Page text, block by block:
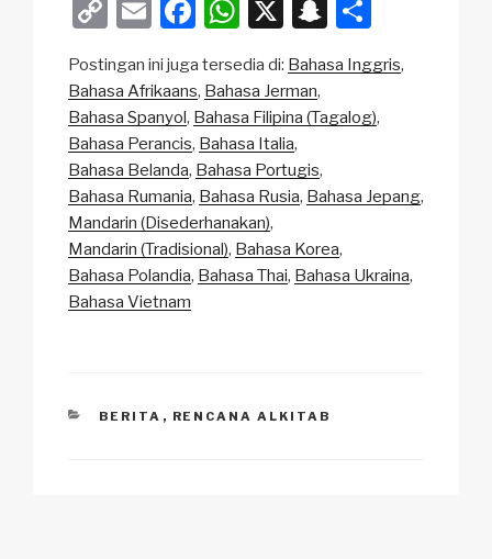
C
p
y
Li
n
k
E
ail
F
c
e
b
o
o
k
W
at
s
A
p
p
X
S
a
p
h
ar
e
Postingan ini juga tersedia di: Bahasa Inggris
Bahasa Afrikaans Bahasa Jerman
Bahasa Spanyol Bahasa Filipina (Tagalog)
Bahasa Perancis Bahasa Italia
Bahasa Belanda Bahasa Portugis
Bahasa Rumania Bahasa Rusia Bahasa Jepang
Mandarin (Disederhanakan)
Mandarin (Tradisional) Bahasa Korea
Bahasa Polandia Bahasa Thai Bahasa Ukraina
Bahasa Vietnam
CATEGORIES
BERITA , RENCANA ALKITAB